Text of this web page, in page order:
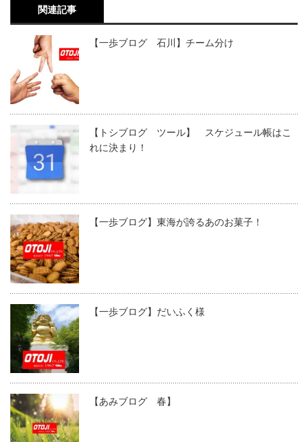
関連記事
【一歩ブログ 石川】チーム分け
【トシブログ ツール】 スケジュール帳はこ
れに決まり！
【一歩ブログ】東海が誇るあのお菓子！
【一歩ブログ】だいふく様
【あみブログ 春】